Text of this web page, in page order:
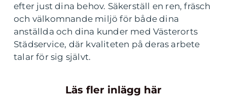
efter just dina behov. Säkerställ en ren, fräsch
och välkomnande miljö för både dina
anställda och dina kunder med Västerorts
Städservice, där kvaliteten på deras arbete
talar för sig självt.
Läs fler inlägg här